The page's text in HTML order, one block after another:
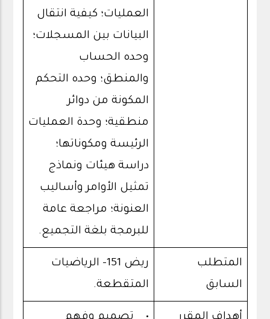
العمليات؛ كيفية انتقال
البيانات بين المسجلات؛
وحده الحساب
والمنطق؛ وحده التحكم
المكونة من دوائر
منطقية؛ وحدة العمليات
الرئيسة ومكوناتها؛
دراسة هيئات ونماذج
تمثيل الأوامر وأساليب
العنونة؛ مراجعة عامة
للبرمجة بلغة التجميع.
المتطلب
السابق
ريض 151- الرياضيات
المتقطعة.